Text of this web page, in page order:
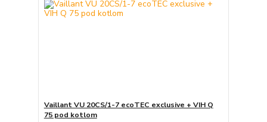
Vaillant VU 20CS/1-7 ecoTEC exclusive + VIH Q
75 pod kotlom